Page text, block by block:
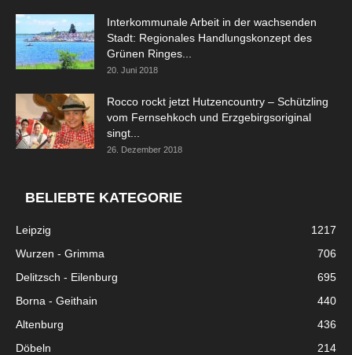
Interkommunale Arbeit in der wachsenden
Stadt: Regionales Handlungskonzept des
Grünen Ringes...
20. Juni 2018
Rocco rockt jetzt Hutzencountry – Schützling
vom Fernsehkoch und Erzgebirgsoriginal
singt...
26. Dezember 2018
BELIEBTE KATEGORIE
Leipzig
1217
Wurzen - Grimma
706
Delitzsch - Eilenburg
695
Borna - Geithain
440
Altenburg
436
Döbeln
214